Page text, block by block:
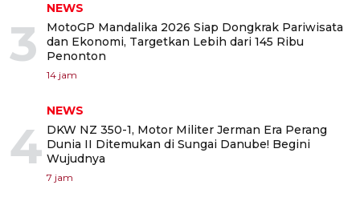
3
NEWS
MotoGP Mandalika 2026 Siap Dongkrak Pariwisata
dan Ekonomi, Targetkan Lebih dari 145 Ribu
Penonton
14 jam
4
NEWS
DKW NZ 350-1, Motor Militer Jerman Era Perang
Dunia II Ditemukan di Sungai Danube! Begini
Wujudnya
7 jam